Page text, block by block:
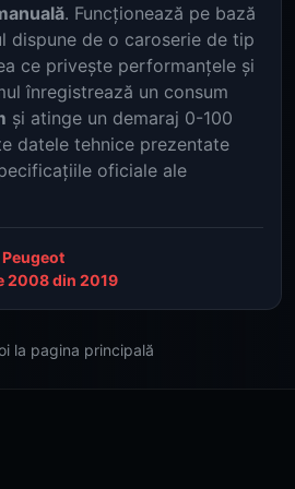
. Funcționează pe bază
dispune de o caroserie de tip
ce privește performanțele și
înregistrează un consum
și atinge un demaraj 0-100
datele tehnice prezentate
oficiale ale
2008 din 2019
la pagina principală